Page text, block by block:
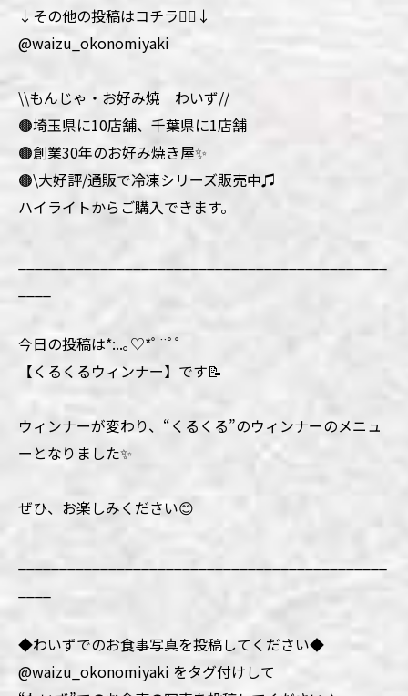
↓その他の投稿はコチラ💁‍♀️↓
@waizu_okonomiyaki
\\もんじゃ・お好み焼 わいず//
🟤埼玉県に10店舗、千葉県に1店舗
🟤創業30年のお好み焼き屋✨
🟤\大好評/通販で冷凍シリーズ販売中♫
ハイライトからご購入できます。
今日の投稿は*:..｡♡*ﾟ¨ﾟﾟ
【くるくるウィンナー】です📝
ウィンナーが変わり、“くるくる”のウィンナーのメニュ
ーとなりました✨
ぜひ、お楽しみください😊
◆わいずでのお食事写真を投稿してください◆
@waizu_okonomiyaki をタグ付けして